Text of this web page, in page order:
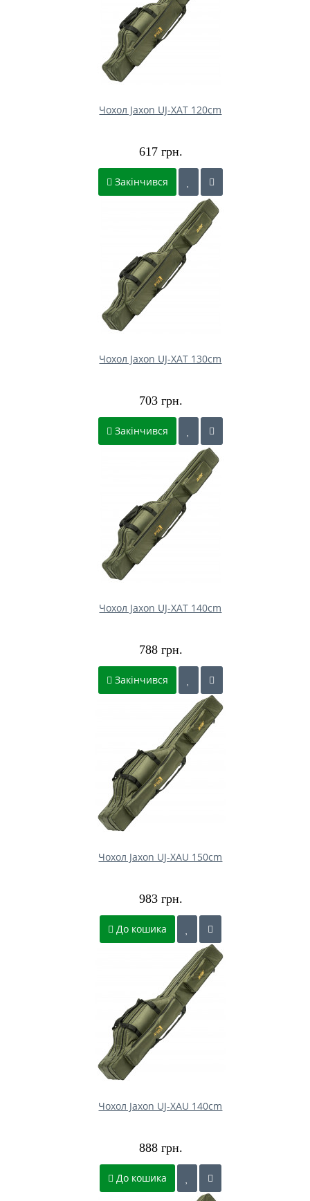
Чохол Jaxon UJ-XAT 120cm
617 грн.
Закінчився
Чохол Jaxon UJ-XAT 130cm
703 грн.
Закінчився
Чохол Jaxon UJ-XAT 140cm
788 грн.
Закінчився
Чохол Jaxon UJ-XAU 150cm
983 грн.
До кошика
Чохол Jaxon UJ-XAU 140cm
888 грн.
До кошика